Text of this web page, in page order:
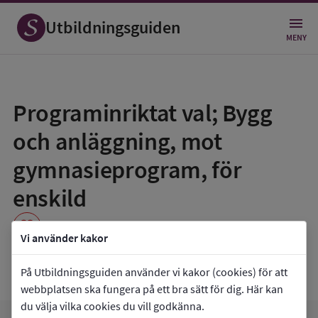
Vi använder kakor
På Utbildningsguiden använder vi kakor (cookies) för att
webbplatsen ska fungera på ett bra sätt för dig. Här kan
du välja vilka cookies du vill godkänna.
Utbildningsguiden MENY
Programinriktat val; Bygg
och anläggning, mot
gymnasieprogram, för
enskild
favorite
som
favorit